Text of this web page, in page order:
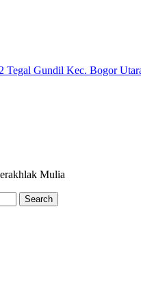
Tegal Gundil Kec. Bogor
Mulia